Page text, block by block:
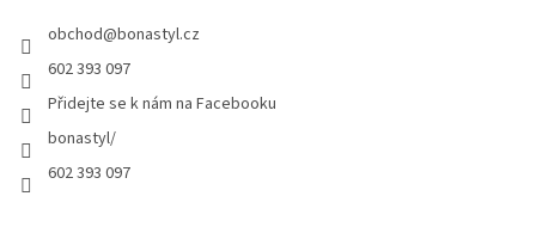
obchod@bonastyl.cz
602 393 097
Přidejte se k nám na Facebooku
bonastyl/
602 393 097